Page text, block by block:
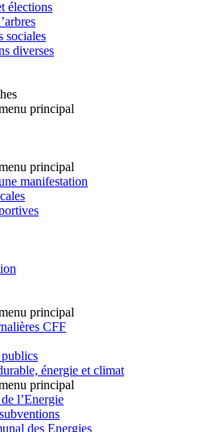
élections
sociales
diverses
principal
principal
manifestation
principal
CFF
énergie et climat
principal
l’Energie
des Energies